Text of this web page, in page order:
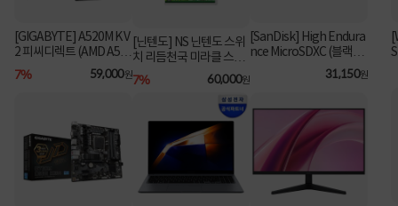
[GIGABYTE] A520M K V
2 피씨디렉트 (AMD A52
0/M-ATX) ⚡플래티넘 특
7% 59,000원
[닌텐도] NS 닌텐도 스위
치 리듬천국 미라클 스타
즈
7% 60,000원
[SanDisk] High Endura
nce MicroSDXC (블랙박
스&CCTV전용) 64GB
[어댑터포함] [SDSQQN
31,150원